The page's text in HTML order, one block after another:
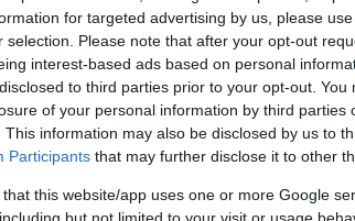
for targeted advertising by us, please
selection. Please note that after your opt-out
interest-based ads based on personal
to third parties prior to your opt-out.
of your personal information by third parties
This information may also be disclosed by us to
Participants that may further disclose it to other
that this website/app uses one or more Google
but not limited to your visit or usage
ΔΙΑΦΗΜΙΣΗ